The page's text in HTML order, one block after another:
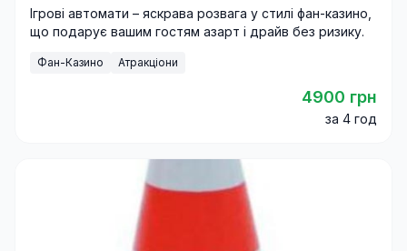
Ігрові автомати – яскрава розвага у стилі фан-казино,
що подарує вашим гостям азарт і драйв без ризику.
Фан-Казино Атракціони
4900 грн
за 4 год